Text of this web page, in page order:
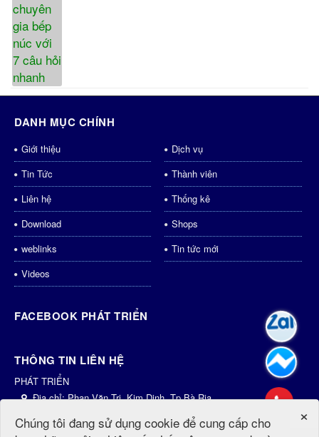
DANH MỤC CHÍNH
Giới thiệu
Dịch vụ
Tin Tức
Thành viên
Liên hệ
Thống kê
Download
Shops
weblinks
Tin tức mới
Videos
FACEBOOK PHÁT TRIỂN
THÔNG TIN LIÊN HỆ
PHÁT TRIỂN
Địa chỉ:Phan Văn Trị, Kim Dinh, Tp.Bà Rịa
Email:dichvu@phattrien.net
×
Chúng tôi đang sử dụng cookie để cung cấp cho